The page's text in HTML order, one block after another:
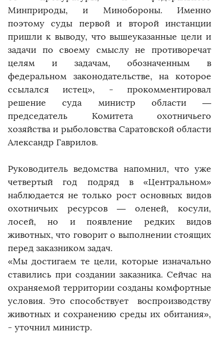
Минприроды, и Минобороны. Именно
поэтому суды первой и второй инстанции
пришли к выводу, что вышеуказанные цели и
задачи по своему смыслу не противоречат
целям и задачам, обозначенным в
федеральном законодательстве, на которое
ссылался истец», - прокомментировал
решение суда министр области —
председатель Комитета охотничьего
хозяйства и рыболовства Саратовской области
Александр Гаврилов.
Руководитель ведомства напомнил, что уже
четвертый год подряд в «Центральном»
наблюдается не только рост основных видов
охотничьих ресурсов — оленей, косули,
лосей, но и появление редких видов
животных, что говорит о выполнении стоящих
перед заказником задач.
«Мы достигаем те цели, которые изначально
ставились при создании заказника. Сейчас на
охраняемой территории созданы комфортные
условия. Это способствует воспроизводству
животных и сохранению среды их обитания»,
- уточнил министр.